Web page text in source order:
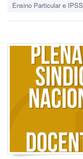
Ensino Particular e IPSS